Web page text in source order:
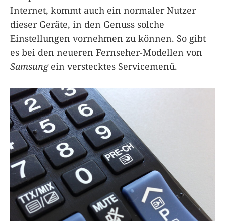
Internet, kommt auch ein normaler Nutzer
dieser Geräte, in den Genuss solche
Einstellungen vornehmen zu können. So gibt
es bei den neueren Fernseher-Modellen von
Samsungein verstecktes Servicemenü.